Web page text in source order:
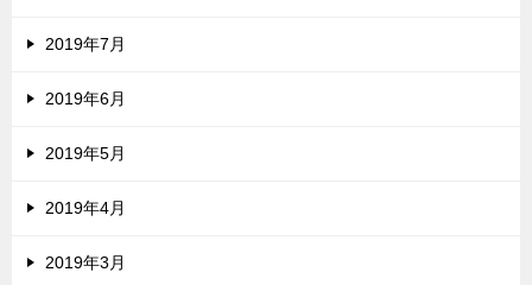
2019年7月
2019年6月
2019年5月
2019年4月
2019年3月